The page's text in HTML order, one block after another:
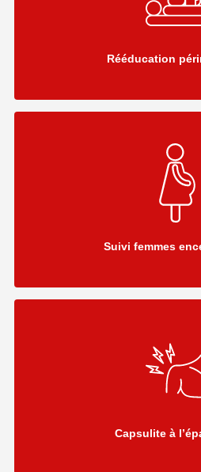
Rééducation
Suivi femmes
Capsulite à